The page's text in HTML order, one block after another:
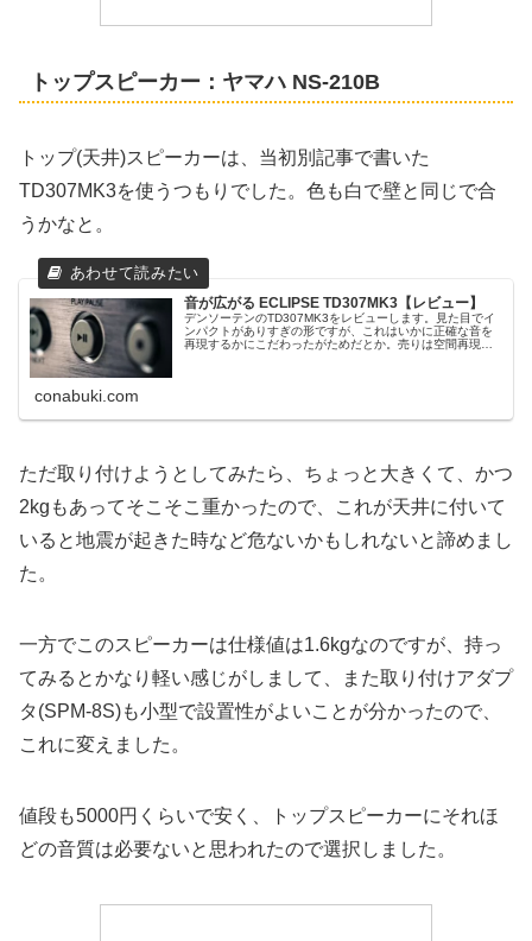
トップスピーカー：ヤマハ NS-210B
トップ(天井)スピーカーは、当初別記事で書いた
TD307MK3を使うつもりでした。色も白で壁と同じで合
うかなと。
音が広がる ECLIPSE TD307MK3【レビュー】
デンソーテンのTD307MK3をレビューします。見た目でイ
ンパクトがありすぎの形ですが、これはいかに正確な音を
再現するかにこだわったがためだとか。売りは空間再現力
conabuki.com
ただ取り付けようとしてみたら、ちょっと大きくて、かつ
2kgもあってそこそこ重かったので、これが天井に付いて
いると地震が起きた時など危ないかもしれないと諦めまし
た。
一方でこのスピーカーは仕様値は1.6kgなのですが、持っ
てみるとかなり軽い感じがしまして、また取り付けアダプ
タ(SPM-8S)も小型で設置性がよいことが分かったので、
これに変えました。
値段も5000円くらいで安く、トップスピーカーにそれほ
どの音質は必要ないと思われたので選択しました。